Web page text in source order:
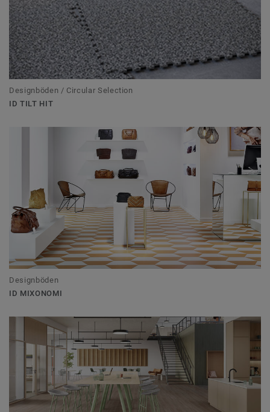
Designböden / Circular Selection
ID TILT HIT
Designböden
ID MIXONOMI